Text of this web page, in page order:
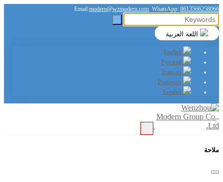
Email:modern@wzmodern.com WhatsApp: 8613566258066
ملاحة